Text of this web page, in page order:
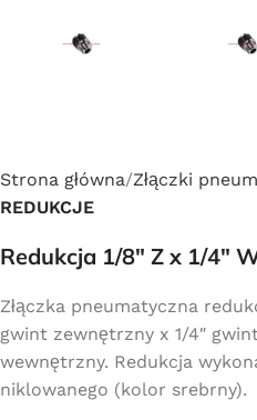
Strona główna Złączki
REDUKCJE
Redukcja 1/8″ Z x 1/4″
Złączka pneumatyczna
gwint zewnętrzny x 1/4″
wewnętrzny. Redukcja
niklowanego (kolor srebrny).